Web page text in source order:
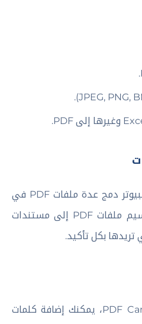
يتيح لك PDF Candy للكمبيوتر دمج عدة ملفات PDF في
ملف واحد، كما يمكنك تقسيم ملفات PDF إلى مستندات
بكل تأكيد.
باستخدام برنامج PDF Candy 2025، يمكنك إضافة كلمات